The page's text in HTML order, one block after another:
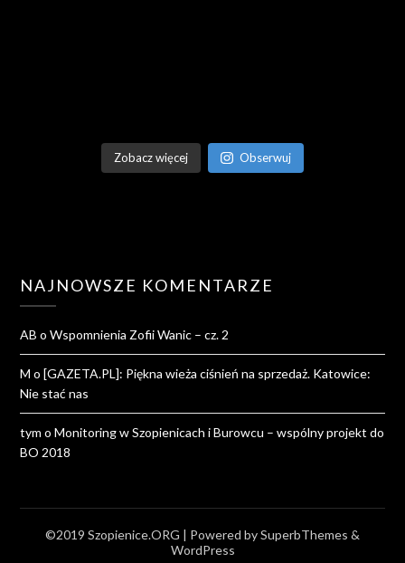
Zobacz więcej Obserwuj
NAJNOWSZE KOMENTARZE
AB oWspomnienia Zofii Wanic – cz. 2
M o[GAZETA.PL]: Piękna wieża ciśnień na sprzedaż. Katowice:
Nie stać nas
tym oMonitoring w Szopienicach i Burowcu – wspólny projekt do
BO 2018
©2019 Szopienice.ORG | Powered bySuperbThemes &
WordPress